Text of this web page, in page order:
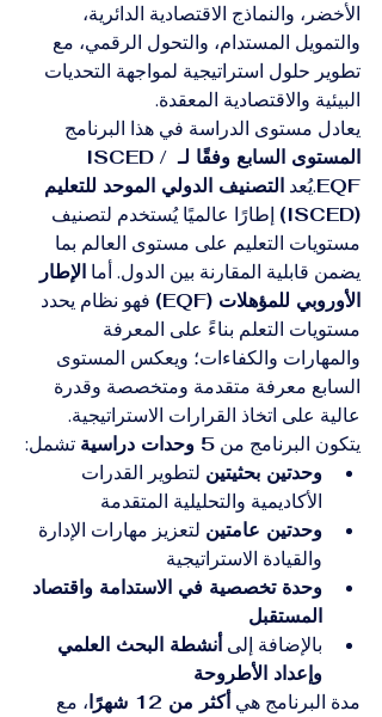
الأخضر، والنماذج الاقتصادية الدائرية،
والتمويل المستدام، والتحول الرقمي، مع
تطوير حلول استراتيجية لمواجهة التحديات
البيئية والاقتصادية المعقدة.
يعادل مستوى الدراسة في هذا البرنامج
المستوى السابع وفقًا لـ ISCED /
EQF.يُعد التصنيف الدولي الموحد للتعليم
(ISCED)
إطارًا عالميًا يُستخدم لتصنيف
مستويات التعليم على مستوى العالم بما
يضمن قابلية المقارنة بين الدول. أما الإطار
الأوروبي للمؤهلات (EQF)
فهو نظام يحدد
مستويات التعلم بناءً على المعرفة
والمهارات والكفاءات؛ ويعكس المستوى
السابع معرفة متقدمة ومتخصصة وقدرة
عالية على اتخاذ القرارات الاستراتيجية.
يتكون البرنامج من 5 وحدات دراسية
تشمل:
وحدتين بحثيتين لتطوير القدرات
الأكاديمية والتحليلية المتقدمة
وحدتين عامتين لتعزيز مهارات الإدارة
والقيادة الاستراتيجية
وحدة تخصصية في الاستدامة واقتصاد
المستقبل
بالإضافة إلى أنشطة البحث العلمي
وإعداد الأطروحة
مدة البرنامج هي أكثر من 12 شهرًا
، مع